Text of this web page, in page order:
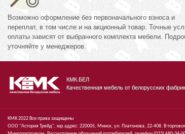
Возможно оформление без первоначального взноса и
переплат, в том числе и на акционный товар. Точные
оплаты зависят от выбранного комплекта мебели.
уточняйте у менеджеров.
КМК.БЕЛ
Качественная мебель от белорусских фабрик
КМК 2022 Все права защищены
ООО "Астория Трейд", юр.адрес: 220005, Минск, ул. Платонова, 22-408. В